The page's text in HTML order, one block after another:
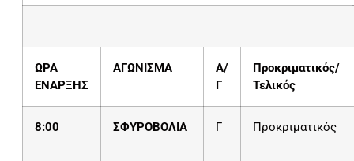
ΩΡΑ
ΕΝΑΡΞΗΣ
ΑΓΩΝΙΣΜΑ
Α/
Γ
Προκριματικός/
Τελικός
8:00 ΣΦΥΡΟΒΟΛΙΑ Γ Προκριματικός